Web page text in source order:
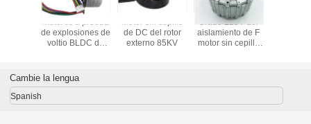
de explosiones de
voltio BLDC de
de DC del rotor
externo 85KV
Grado 220V del
aislamiento de F
motor sin cepillo
Cambie la lengua
Spanish